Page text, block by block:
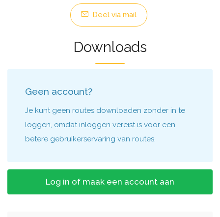
Deel via mail
Downloads
Geen account?
Je kunt geen routes downloaden zonder in te
loggen, omdat inloggen vereist is voor een
betere gebruikerservaring van routes.
Log in of maak een account aan